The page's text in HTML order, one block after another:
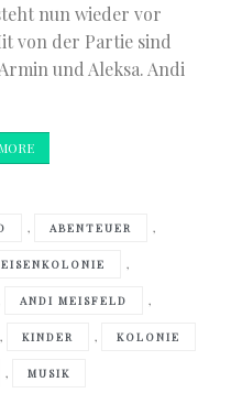
nun wieder vor
von der Partie sind
und Aleksa. Andi
, ABENTEUER ,
,
ANDI MEISFELD ,
, KINDER , KOLONIE
, MUSIK